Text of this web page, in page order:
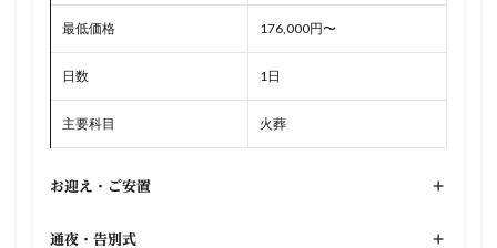
最低価格 176,000円〜
日数 1日
主要科目 火葬
お迎え・ご安置 +
通夜・告別式 +